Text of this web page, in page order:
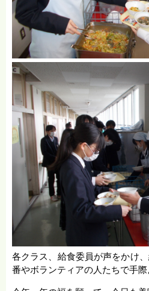
各クラス、給食委員が声をかけ
番やボランティアの人たちで手際